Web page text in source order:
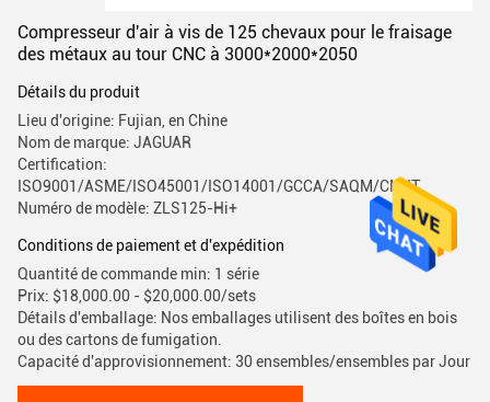
Compresseur d'air à vis de 125 chevaux pour le fraisage
des métaux au tour CNC à 3000*2000*2050
Détails du produit
Lieu d'origine: Fujian, en Chine
Nom de marque: JAGUAR
Certification:
ISO9001/ASME/ISO45001/ISO14001/GCCA/SAQM/CMIIT
Numéro de modèle: ZLS125-Hi+
Conditions de paiement et d'expédition
Quantité de commande min: 1 série
Prix: $18,000.00 - $20,000.00/sets
Détails d'emballage: Nos emballages utilisent des boîtes en bois
ou des cartons de fumigation.
Capacité d'approvisionnement: 30 ensembles/ensembles par Jour